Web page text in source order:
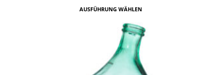
AUSFÜHRUNG WÄHLEN